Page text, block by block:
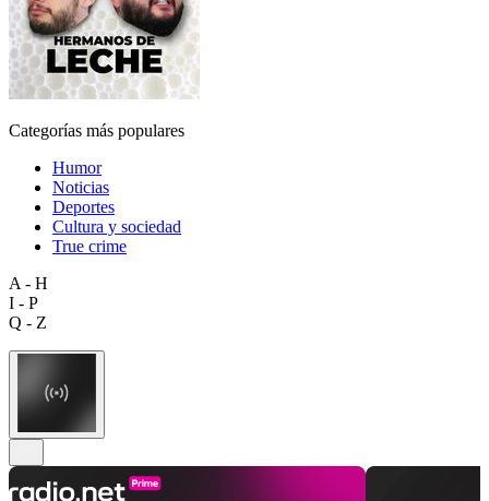
Categorías más populares
Humor
Noticias
Deportes
Cultura y sociedad
True crime
A - H
I - P
Q - Z